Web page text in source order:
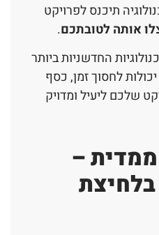
תיכנס לפרויקט
אותה לטובתכם.
החדשניות ביותר
לחסוך זמן, כסף
שלכם ליעיל ומדויק
–